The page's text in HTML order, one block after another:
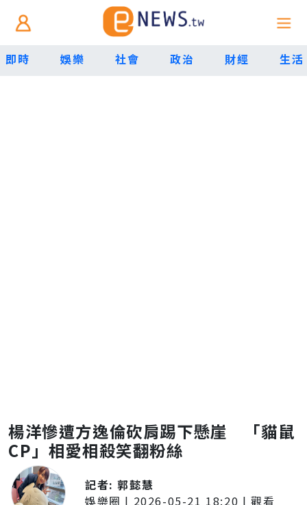
即時 娛樂 社會 政治 財經 生活
楊洋慘遭方逸倫砍肩踢下懸崖 「貓鼠
CP」相愛相殺笑翻粉絲
記者:郭懿慧
娛樂圈 | 2026-05-21 18:20 | 觀看